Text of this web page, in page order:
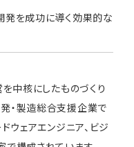
発を成功に導く効果的な
を中核にしたものづくり
・製造総合支援企業で
ウェアエンジニア、ビジ